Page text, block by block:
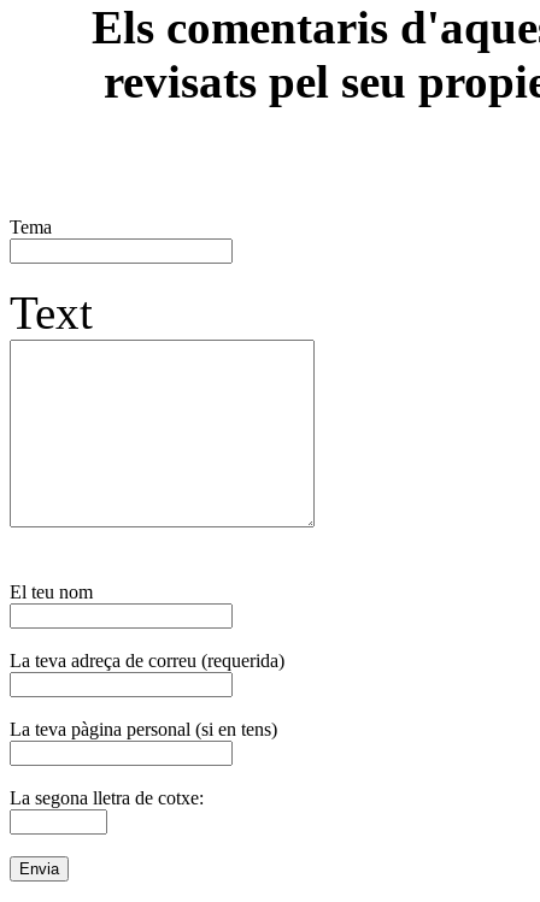
Els comentaris
revisats pel seu
Tema
Text
El teu nom
La teva adreça de correu (requerida)
La teva pàgina personal (si en tens)
La segona lletra de cotxe: